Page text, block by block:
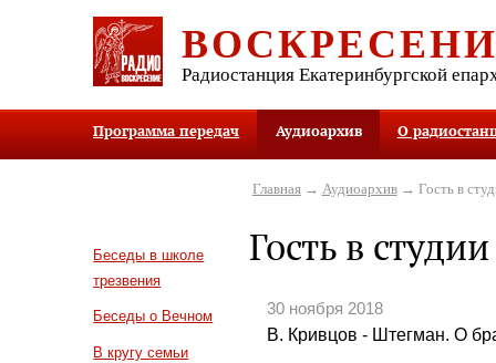
Радиостанция Екатеринбургской
Программа передач Аудиоархив О
Беседы в школе
трезвения
Беседы о Вечном
В кругу семьи
Главная→ Аудиоархив→ Гость в
Гость в студии
30 ноября 2018
В. Кривцов - Штегман. О